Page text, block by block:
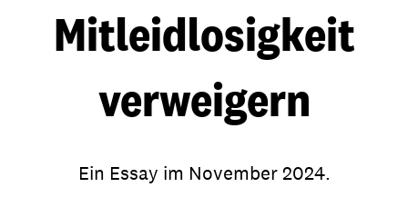
Mitleidlosigkeit
verweigern
Ein Essay im November 2024.